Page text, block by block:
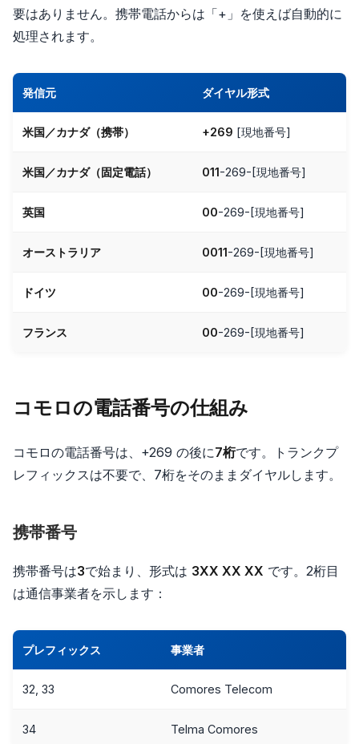
要はありません。携帯電話からは「+」を使えば自動的に
処理されます。
発信元 ダイヤル形式
米国／カナダ（携帯） +269 [現地番号]
米国／カナダ（固定電話） 011-269-[現地番号]
英国 00-269-[現地番号]
オーストラリア 0011-269-[現地番号]
ドイツ 00-269-[現地番号]
フランス 00-269-[現地番号]
コモロの電話番号の仕組み
コモロの電話番号は、+269 の後に7桁です。トランクプ
レフィックスは不要で、7桁をそのままダイヤルします。
携帯番号
携帯番号は3で始まり、形式は 3XX XX XX です。2桁目
は通信事業者を示します：
プレフィックス 事業者
32, 33 Comores Telecom
34 Telma Comores